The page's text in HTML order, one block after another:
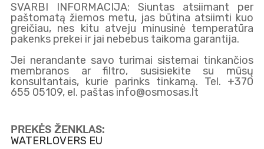
SVARBI INFORMACIJA: Siuntas atsiimant per
paštomatą žiemos metu, jas būtina atsiimti kuo
greičiau, nes kitu atveju minusinė temperatūra
pakenks prekei ir jai nebebus taikoma garantija.
Jei nerandante savo turimai sistemai tinkančios
membranos ar filtro, susisiekite su mūsų
konsultantais, kurie parinks tinkamą. Tel. +370
655 05109, el. paštas info@osmosas.lt
PREKĖS ŽENKLAS:
WATERLOVERS EU